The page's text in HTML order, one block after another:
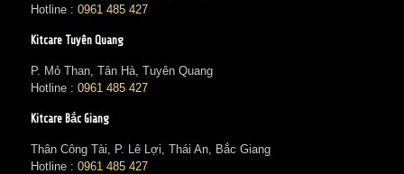
Hotline : 0961 485 427
Kitcare Tuyên Quang
P. Mỏ Than, Tân Hà, Tuyên Quang
Hotline : 0961 485 427
Kitcare Bắc Giang
Thân Công Tài, P. Lê Lợi, Thái An, Bắc Giang
Hotline : 0961 485 427